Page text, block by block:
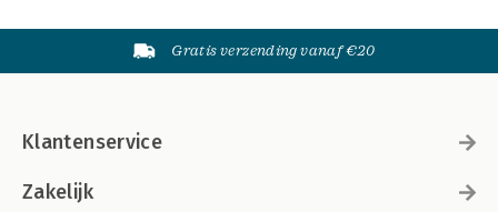
Gratis verzending vanaf €20
Klantenservice
Zakelijk